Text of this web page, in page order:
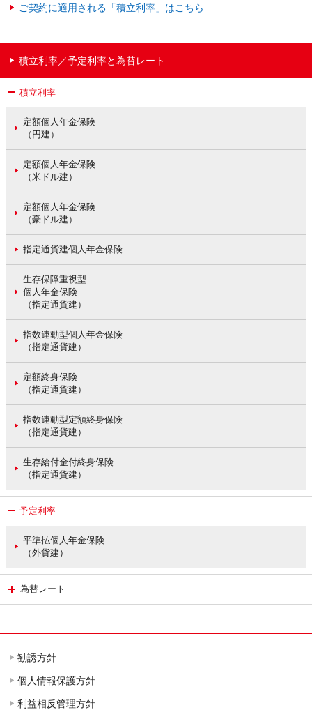
ご契約に適用される「積立利率」はこちら
積立利率／予定利率と為替レート
積立利率
定額個人年金保険
（円建）
定額個人年金保険
（米ドル建）
定額個人年金保険
（豪ドル建）
指定通貨建個人年金保険
生存保障重視型
個人年金保険
（指定通貨建）
指数連動型個人年金保険
（指定通貨建）
定額終身保険
（指定通貨建）
指数連動型定額終身保険
（指定通貨建）
生存給付金付終身保険
（指定通貨建）
予定利率
平準払個人年金保険
（外貨建）
為替レート
勧誘方針
個人情報保護方針
利益相反管理方針